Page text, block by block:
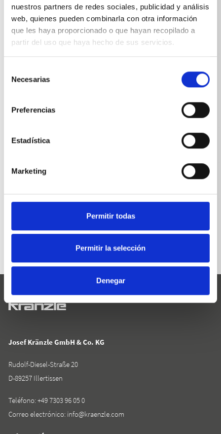
nuestros partners de redes sociales, publicidad y análisis
web, quienes pueden combinarla con otra información
que les haya proporcionado o que hayan recopilado a
partir del uso que haya hecho de sus servicios.
Necesarias
Preferencias
Estadística
Marketing
Permitir todas
Permitir la selección
Denegar
Especificaciones técnicas
VOLVER A LA LISTA
Josef Kränzle GmbH & Co. KG
Rudolf-Diesel-Straße 20
D-89257 Illertissen
Teléfono:+49 7303 96 05 0
Correo electrónico: info@kraenzle.com